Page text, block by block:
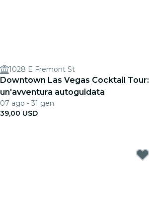
1028 E Fremont St
Downtown Las Vegas Cocktail Tour:
un'avventura autoguidata
07 ago - 31 gen
39,00 USD